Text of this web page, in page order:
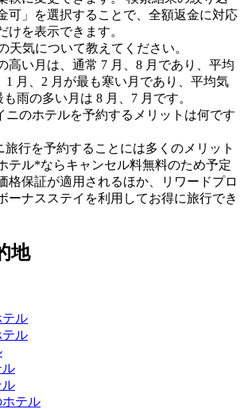
可」を選択することで、全額返金に対応
けを表示できます。
天気について教えてください。
高い月は、通常 7 月、8 月であり、平均
1 月、2 月が最も寒い月であり、平均気
雨の多い月は 8 月、7 月です。
ニのホテルを予約するメリットは何です
旅行を予約することには多くのメリット
テル*ならキャンセル料無料のため予定
格保証が適用されるほか、リワードプロ
ーナスステイを利用してお得に旅行でき
地
テル
テル
ル
ル
テル